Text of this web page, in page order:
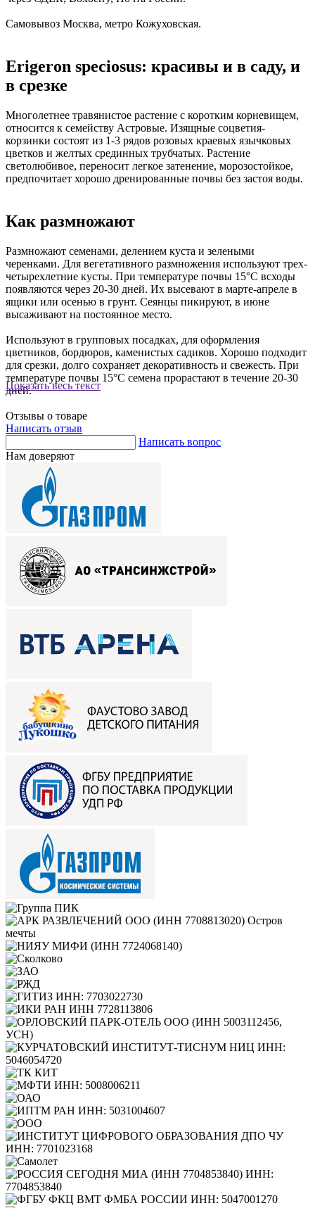
Показать весь текст
Самовывоз Москва, метро Кожуховская.
Erigeron speciosus: красивы и в саду, и
в срезке
Многолетнее травянистое растение с коротким корневищем,
относится к семейству Астровые. Изящные соцветия-
корзинки состоят из 1-3 рядов розовых краевых язычковых
цветков и желтых срединных трубчатых. Растение
светолюбивое, переносит легкое затенение, морозостойкое,
предпочитает хорошо дренированные почвы без застоя воды.
Как размножают
Размножают семенами, делением куста и зелеными
черенками. Для вегетативного размножения используют трех-
четырехлетние кусты. При температуре почвы 15°С всходы
появляются через 20-30 дней. Их высевают в марте-апреле в
ящики или осенью в грунт. Сеянцы пикируют, в июне
высаживают на постоянное место.
Используют в групповых посадках, для оформления
цветников, бордюров, каменистых садиков. Хорошо подходит
для срезки, долго сохраняет декоративность и свежесть. При
температуре почвы 15°С семена прорастают в течение 20-30
дней.
Отзывы о товаре
Написать отзыв
Написать вопрос
Нам доверяют